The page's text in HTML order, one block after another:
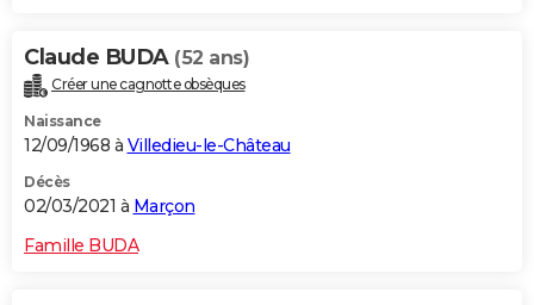
Claude BUDA (52 ans)
Créer une cagnotte obsèques
Naissance
12/09/1968 à Villedieu-le-Château
Décès
02/03/2021 à Marçon
Famille BUDA